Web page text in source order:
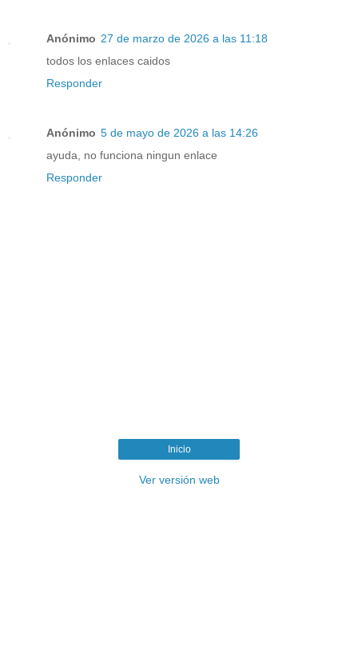
Anónimo 27 de marzo de 2026 a las 11:18
todos los enlaces caidos
Responder
Anónimo 5 de mayo de 2026 a las 14:26
ayuda, no funciona ningun enlace
Responder
Inicio
Ver versión web